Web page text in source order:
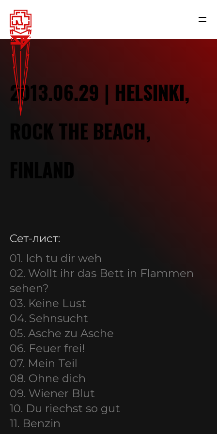
SEIDBEREIT
2013.06.29 | HELSINKI,
ROCK THE BEACH,
FINLAND
Сет-лист:
01. Ich tu dir weh
02. Wollt ihr das Bett in Flammen
sehen?
03. Keine Lust
04. Sehnsucht
05. Asche zu Asche
06. Feuer frei!
07. Mein Teil
08. Ohne dich
09. Wiener Blut
10. Du riechst so gut
11. Benzin